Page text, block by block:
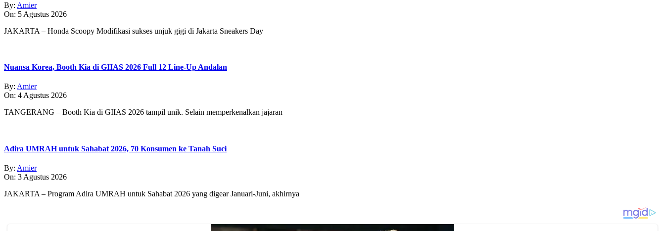
By: Amier
On: 5 Agustus 2026
JAKARTA – Honda Scoopy Modifikasi sukses unjuk gigi di Jakarta Sneakers Day
Nuansa Korea, Booth Kia di GIIAS 2026 Full 12 Line-Up Andalan
By: Amier
On: 4 Agustus 2026
TANGERANG – Booth Kia di GIIAS 2026 tampil unik. Selain memperkenalkan jajaran
Adira UMRAH untuk Sahabat 2026, 70 Konsumen ke Tanah Suci
By: Amier
On: 3 Agustus 2026
JAKARTA – Program Adira UMRAH untuk Sahabat 2026 yang digear Januari-Juni, akhirnya